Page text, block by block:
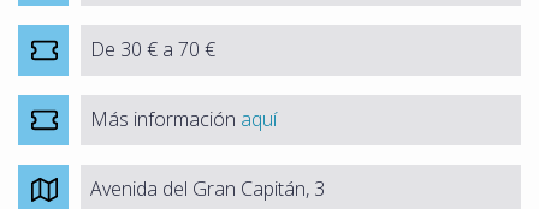
De 30 € a 70 €
Más información aquí
Avenida del Gran Capitán, 3